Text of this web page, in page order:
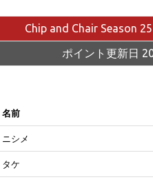
Chip and Chair Season
ポイント更新日
名前
ニシメ
タケ